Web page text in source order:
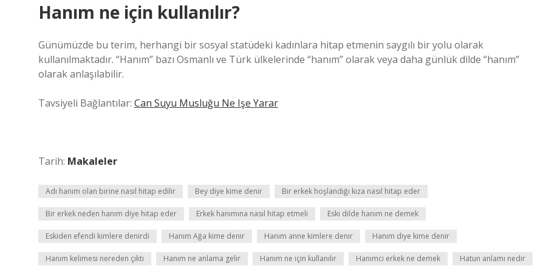
Hanım ne için kullanılır?
Günümüzde bu terim, herhangi bir sosyal statüdeki kadınlara hitap etmenin saygılı bir yolu olarak
kullanılmaktadır. “Hanım” bazı Osmanlı ve Türk ülkelerinde “hanım” olarak veya daha günlük dilde “hanım”
olarak anlaşılabilir.
Tavsiyeli Bağlantılar: Can Suyu Musluğu Ne Işe Yarar
Tarih: Makaleler
Adı hanım olan birine nasıl hitap edilir Bey diye kime denir Bir erkek hoşlandığı kıza nasıl hitap eder
Bir erkek neden hanım diye hitap eder Erkek hanımına nasıl hitap etmeli Eski dilde hanım ne demek
Eskiden efendi kimlere denirdi Hanım Ağa kime denir Hanım anne kimlere denir Hanım diye kime denir
Hanım kelimesi nereden çıktı Hanım ne anlama gelir Hanım ne için kullanılır Hanımci erkek ne demek Hatun anlamı nedir